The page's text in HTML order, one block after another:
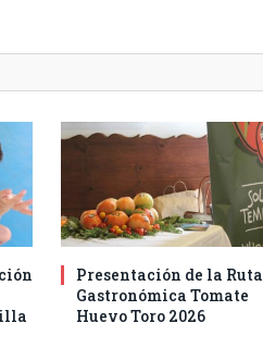
Presentación de la Ruta
Gastronómica Tomate
Huevo Toro 2026